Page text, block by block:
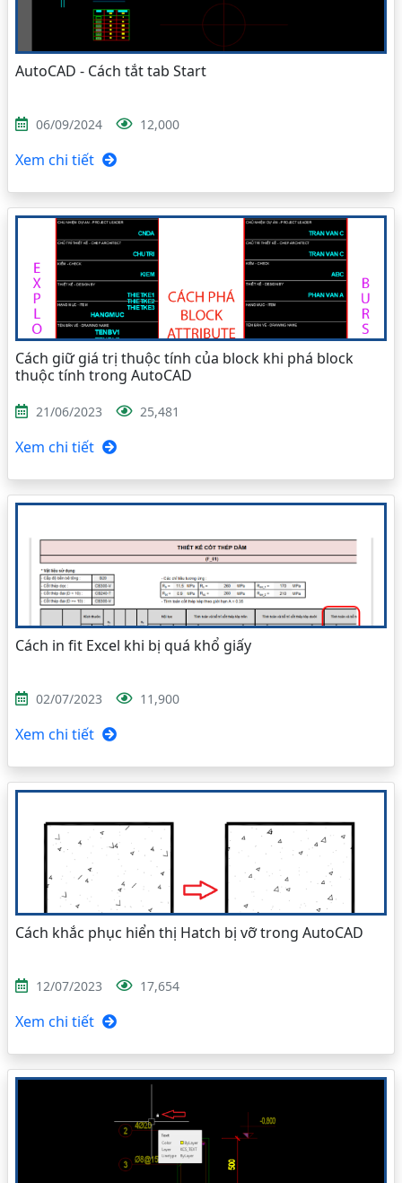
AutoCAD - Cách tắt tab Start
06/09/2024 12,000
Xem chi tiết
Cách giữ giá trị thuộc tính của block khi phá block
thuộc tính trong AutoCAD
21/06/2023 25,481
Xem chi tiết
Cách in fit Excel khi bị quá khổ giấy
02/07/2023 11,900
Xem chi tiết
Cách khắc phục hiển thị Hatch bị vỡ trong AutoCAD
12/07/2023 17,654
Xem chi tiết